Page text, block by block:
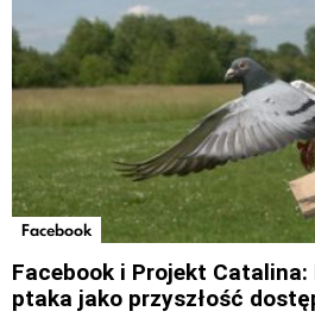
Facebook
Facebook i Projekt Catalina:
ptaka jako przyszłość